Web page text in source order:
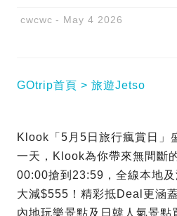
cwcwc May 4 2026
GOtrip首頁 旅遊Jetso
Klook「5月5日旅行瘋賞日」
一天，Klook為你帶來無間斷
00:00搶到23:59，全線本地
大減$555！精彩抵Deal更涵
內地玩樂景點及日韓人氣景點